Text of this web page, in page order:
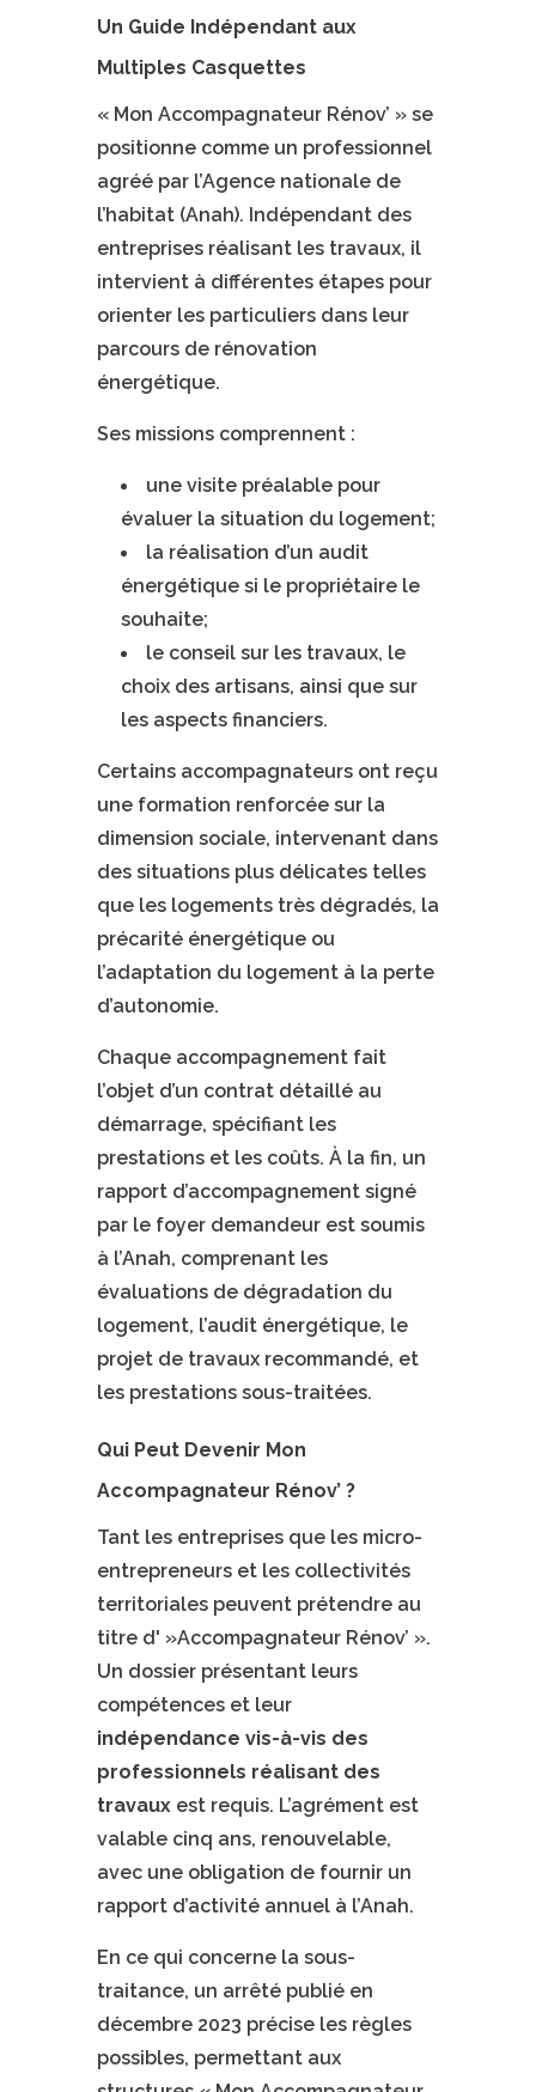
Un Guide Indépendant aux
Multiples Casquettes
« Mon Accompagnateur Rénov’ » se
positionne comme un professionnel
agréé par l’Agence nationale de
l’habitat (Anah). Indépendant des
entreprises réalisant les travaux, il
intervient à différentes étapes pour
orienter les particuliers dans leur
parcours de rénovation
énergétique.
Ses missions comprennent :
une visite préalable pour
évaluer la situation du logement;
la réalisation d’un audit
énergétique si le propriétaire le
souhaite;
le conseil sur les travaux, le
choix des artisans, ainsi que sur
les aspects financiers.
Certains accompagnateurs ont reçu
une formation renforcée sur la
dimension sociale, intervenant dans
des situations plus délicates telles
que les logements très dégradés, la
précarité énergétique ou
l’adaptation du logement à la perte
d’autonomie.
Chaque accompagnement fait
l’objet d’un contrat détaillé au
démarrage, spécifiant les
prestations et les coûts. À la fin, un
rapport d’accompagnement signé
par le foyer demandeur est soumis
à l’Anah, comprenant les
évaluations de dégradation du
logement, l’audit énergétique, le
projet de travaux recommandé, et
les prestations sous-traitées.
Qui Peut Devenir Mon
Accompagnateur Rénov’ ?
Tant les entreprises que les micro-
entrepreneurs et les collectivités
territoriales peuvent prétendre au
titre d' »Accompagnateur Rénov’ ».
Un dossier présentant leurs
compétences et leur
indépendance vis-à-vis des
professionnels réalisant des
travauxest requis. L’agrément est
valable cinq ans, renouvelable,
avec une obligation de fournir un
rapport d’activité annuel à l’Anah.
En ce qui concerne la sous-
traitance, un arrêté publié en
décembre 2023 précise les règles
possibles, permettant aux